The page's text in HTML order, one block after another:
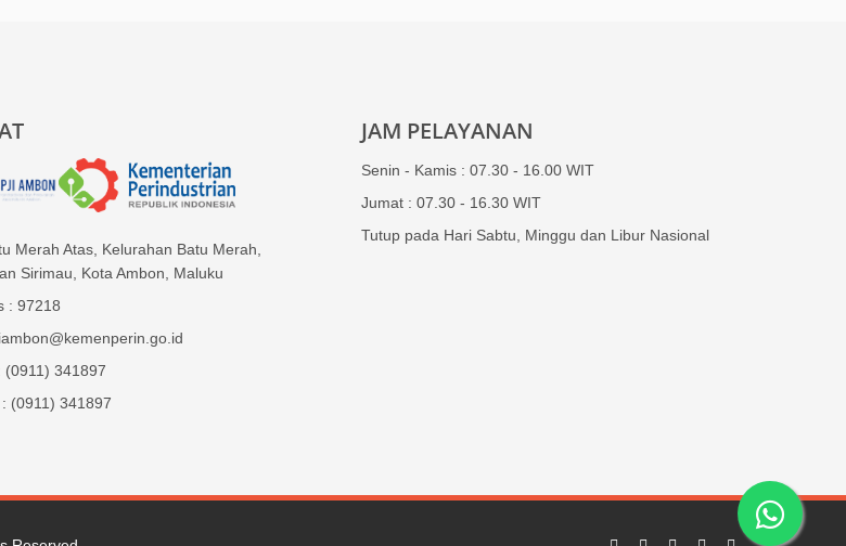
Merah Atas, Kelurahan Batu Merah,
Sirimau, Kota Ambon, Maluku
: 97218
(0911) 341897
(0911) 341897
JAM PELAYANAN
Senin - Kamis : 07.30 - 16.00 WIT
Jumat : 07.30 - 16.30 WIT
Tutup pada Hari Sabtu, Minggu dan Libur Nasional